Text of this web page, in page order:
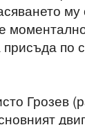
по
Грозев